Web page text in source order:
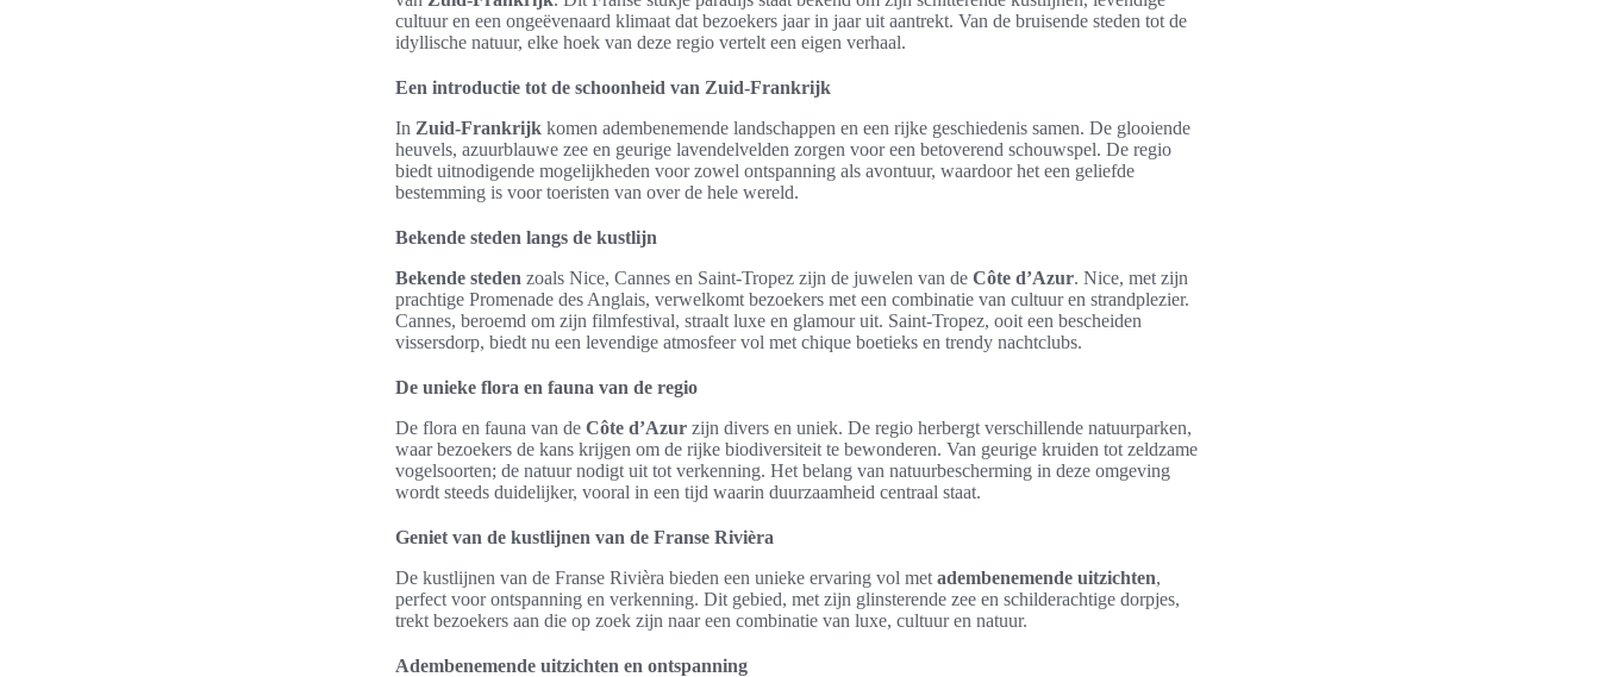
cultuur en een ongeëvenaard klimaat dat bezoekers jaar in jaar uit aantrekt. Van de bruisende steden tot de
idyllische natuur, elke hoek van deze regio vertelt een eigen verhaal.
Een introductie tot de schoonheid van Zuid-Frankrijk
In Zuid-Frankrijk komen adembenemende landschappen en een rijke geschiedenis samen. De glooiende
heuvels, azuurblauwe zee en geurige lavendelvelden zorgen voor een betoverend schouwspel. De regio
biedt uitnodigende mogelijkheden voor zowel ontspanning als avontuur, waardoor het een geliefde
bestemming is voor toeristen van over de hele wereld.
Bekende steden langs de kustlijn
Bekende steden zoals Nice, Cannes en Saint-Tropez zijn de juwelen van de Côte d’Azur. Nice, met zijn
prachtige Promenade des Anglais, verwelkomt bezoekers met een combinatie van cultuur en strandplezier.
Cannes, beroemd om zijn filmfestival, straalt luxe en glamour uit. Saint-Tropez, ooit een bescheiden
vissersdorp, biedt nu een levendige atmosfeer vol met chique boetieks en trendy nachtclubs.
De unieke flora en fauna van de regio
De flora en fauna van de Côte d’Azur zijn divers en uniek. De regio herbergt verschillende natuurparken,
waar bezoekers de kans krijgen om de rijke biodiversiteit te bewonderen. Van geurige kruiden tot zeldzame
vogelsoorten; de natuur nodigt uit tot verkenning. Het belang van natuurbescherming in deze omgeving
wordt steeds duidelijker, vooral in een tijd waarin duurzaamheid centraal staat.
Geniet van de kustlijnen van de Franse Rivièra
De kustlijnen van de Franse Rivièra bieden een unieke ervaring vol met adembenemende uitzichten,
perfect voor ontspanning en verkenning. Dit gebied, met zijn glinsterende zee en schilderachtige dorpjes,
trekt bezoekers aan die op zoek zijn naar een combinatie van luxe, cultuur en natuur.
Adembenemende uitzichten en ontspanning